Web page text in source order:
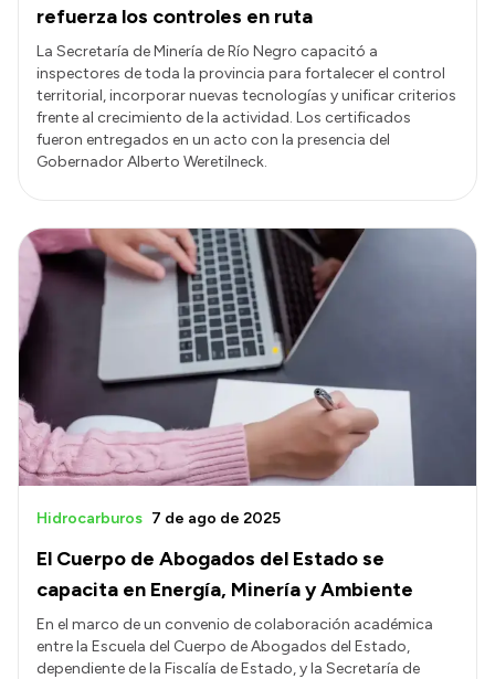
refuerza los controles en ruta
La Secretaría de Minería de Río Negro capacitó a
inspectores de toda la provincia para fortalecer el control
territorial, incorporar nuevas tecnologías y unificar criterios
frente al crecimiento de la actividad. Los certificados
fueron entregados en un acto con la presencia del
Gobernador Alberto Weretilneck.
El Cuerpo de Abogados del Estado se
capacita en Energía, Minería y Ambiente
Hidrocarburos 7 de ago de 2025
En el marco de un convenio de colaboración académica
entre la Escuela del Cuerpo de Abogados del Estado,
dependiente de la Fiscalía de Estado, y la Secretaría de